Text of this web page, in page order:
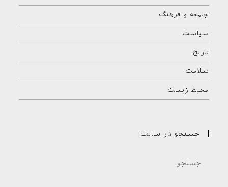
جامعه و فرهنگ
سیاست
تاریخ
سلامت
محیط زیست
جستجو در سایت